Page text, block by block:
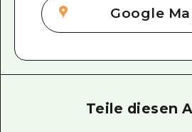
Google
Teile diesen